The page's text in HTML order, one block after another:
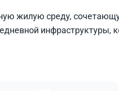
жилую среду,
инфраструктуры,